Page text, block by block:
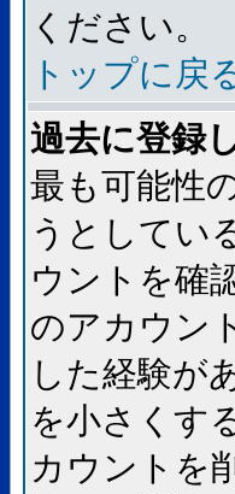
ください。
トップに戻
過去に登録
最も可能性
うとしてい
ウントを確
のアカウン
した経験が
を小さくす
カウントを